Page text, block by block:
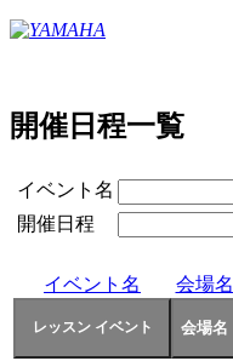
開催日程一覧
イベント名
開催日程
イベント名 会場名